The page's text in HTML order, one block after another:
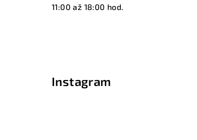
11:00 až 18:00 hod.
Instagram